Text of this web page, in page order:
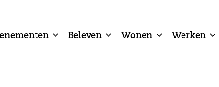
Beleven Wonen Werken